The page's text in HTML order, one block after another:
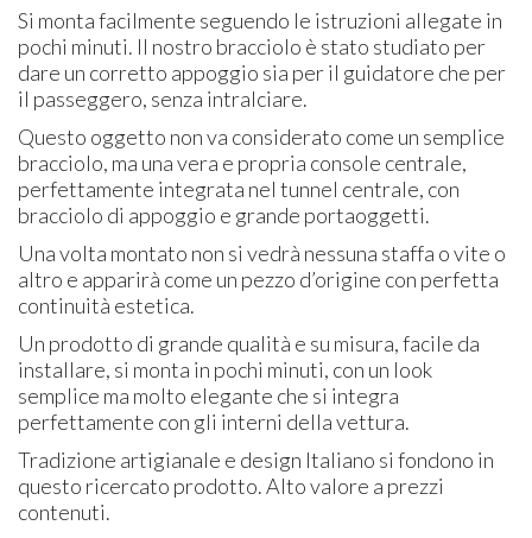
Si monta facilmente seguendo le istruzioni allegate in
pochi minuti. Il nostro bracciolo è stato studiato per
dare un corretto appoggio sia per il guidatore che per
il passeggero, senza intralciare.
Questo oggetto non va considerato come un semplice
bracciolo, ma una vera e propria console centrale,
perfettamente integrata nel tunnel centrale, con
bracciolo di appoggio e grande portaoggetti.
Una volta montato non si vedrà nessuna staffa o vite o
altro e apparirà come un pezzo d’origine con perfetta
continuità estetica.
Un prodotto di grande qualità e su misura, facile da
installare, si monta in pochi minuti, con un look
semplice ma molto elegante che si integra
perfettamente con gli interni della vettura.
Tradizione artigianale e design Italiano si fondono in
questo ricercato prodotto. Alto valore a prezzi
contenuti.